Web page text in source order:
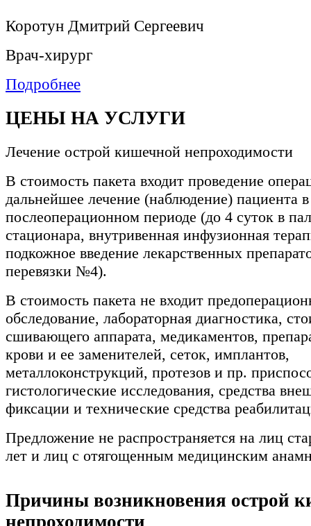
Коротун Дмитрий Сергеевич
Врач-хирург
Подробнее
ЦЕНЫ НА УСЛУГИ
Лечение острой кишечной непроходимости
В стоимость пакета входит проведение
дальнейшее лечение (наблюдение) пациента в
послеоперационном периоде (до 4 суток в
стационара, внутривенная инфузионная
подкожное введение лекарственных
перевязки №4).
В стоимость пакета не входит
обследование, лабораторная диагностика,
сшивающего аппарата, медикаментов,
крови и ее заменителей, сеток, имплантов,
металлоконструкций, протезов и пр.
гистологические исследования, средства
фиксации и технические средства
Предложение не распространяется на лиц
лет и лиц с отягощенным медицинским
Причины возникновения острой
непроходимости